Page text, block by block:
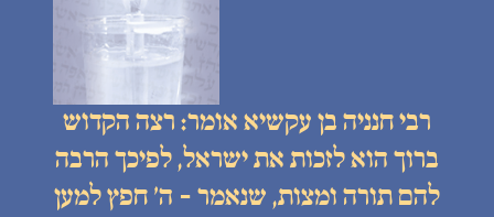
רבי חנניה בן עקשיא אומר: רצה הקדוש
ברוך הוא לזכות את ישראל, לפיכך הרבה
להם תורה ומצות, שנאמר - ה׳ חפץ למען